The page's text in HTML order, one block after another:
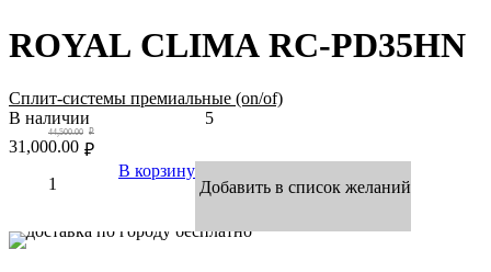
ROYAL CLIMA RC-PD35HN
Сплит-системы премиальные (on/of)
В наличии
5
₽
31,000.00
₽
44,500.00
В корзину
Добавить в список желаний